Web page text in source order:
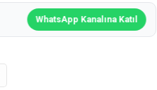
WhatsApp Kanalına Katıl